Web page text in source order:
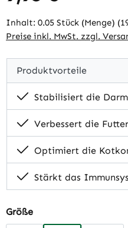
Inhalt: 0.05 Stück (Menge)
Preise inkl. MwSt. zzgl.
Produktvorteile
Stabilisiert die
Verbessert die
Optimiert die
Stärkt das
Größeauswählen